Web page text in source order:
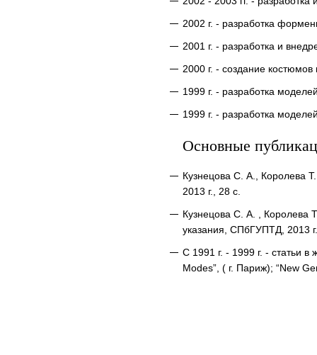
2002 г. - разработка
2001 г. - разработка и
2000 г. - создание
1999 г. - разработка
1999 г. - разработка
Основные
Кузнецова С. А., Королева
2013 г., 28 с.
Кузнецова С. А. , Королева
указания, СПбГУПТД, 2013
С 1991 г. - 1999 г. - статьи
Modes”, ( г. Париж); “New